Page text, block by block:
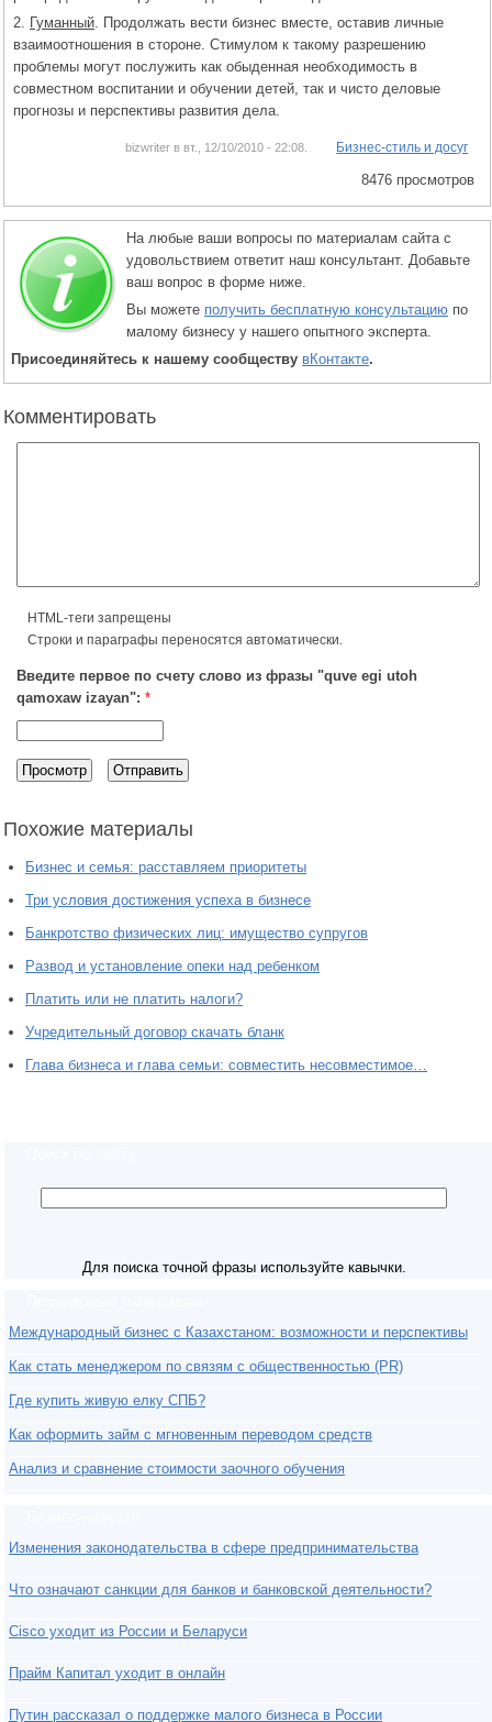
2. Гуманный . Продолжать вести бизнес вместе, оставив личные
взаимоотношения в стороне. Стимулом к такому разрешению
проблемы могут послужить как обыденная необходимость в
совместном воспитании и обучении детей, так и чисто деловые
прогнозы и перспективы развития дела.
bizwriter в вт., 12/10/2010 - 22:08. Бизнес-стиль и досуг
8476 просмотров
На любые ваши вопросы по материалам сайта с
удовольствием ответит наш консультант. Добавьте
ваш вопрос в форме ниже.
Вы можете получить бесплатную консультацию по
малому бизнесу у нашего опытного эксперта.
Присоединяйтесь к нашему сообществу вКонтакте.
Комментировать
HTML-теги запрещены
Строки и параграфы переносятся автоматически.
Введите первое по счету слово из фразы "quve egi utoh
qamoxaw izayan": *
Похожие материалы
Бизнес и семья: расставляем приоритеты
Три условия достижения успеха в бизнесе
Банкротство физических лиц: имущество супругов
Развод и установление опеки над ребенком
Платить или не платить налоги?
Учредительный договор скачать бланк
Глава бизнеса и глава семьи: совместить несовместимое…
Для поиска точной фразы используйте кавычки.
Международный бизнес с Казахстаном: возможности и перспективы
Как стать менеджером по связям с общественностью (PR)
Где купить живую елку СПБ?
Как оформить займ с мгновенным переводом средств
Анализ и сравнение стоимости заочного обучения
Изменения законодательства в сфере предпринимательства
Что означают санкции для банков и банковской деятельности?
Cisco уходит из России и Беларуси
Прайм Капитал уходит в онлайн
Путин рассказал о поддержке малого бизнеса в России